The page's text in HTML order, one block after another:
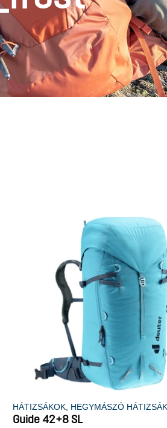
HÁTIZSÁKOK, HEGYMÁSZÓ
Guide 42+8 SL